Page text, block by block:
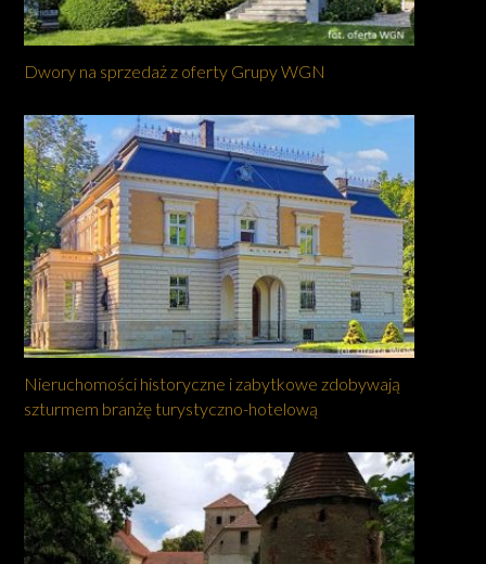
Dwory na sprzedaż z oferty Grupy WGN
Nieruchomości historyczne i zabytkowe zdobywają
szturmem branżę turystyczno-hotelową